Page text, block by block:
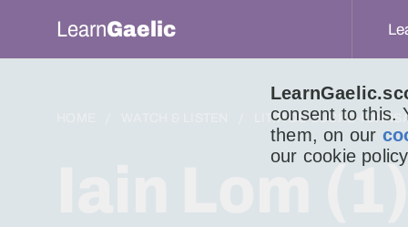
consent to this.
them, on our
our cookie
LearnGaelic
LITIR DO LUCHD-
Iain Lom